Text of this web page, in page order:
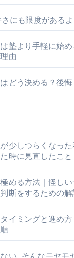
にも限度がある
塾より手軽に始
由
どう決める？後
少しつらくなっ
時に見直したこと
める方法｜怪し
断をするための解
イミングと進め
い…そんなモヤモ